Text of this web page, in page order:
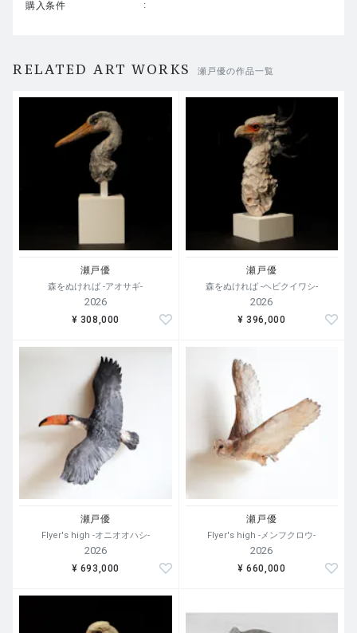
購入条件
RELATED ART WORKS 瀬戸優の作品一覧
瀬戸優
森をぬければ -アオサギ-
2026
¥ 308,000
瀬戸優
森をぬければ -ヘビクイワシ-
2026
¥ 396,000
瀬戸優
Flyer's high -オニオオハシ-
2026
¥ 693,000
瀬戸優
Flyer's high -メンフクロウ-
2026
¥ 660,000